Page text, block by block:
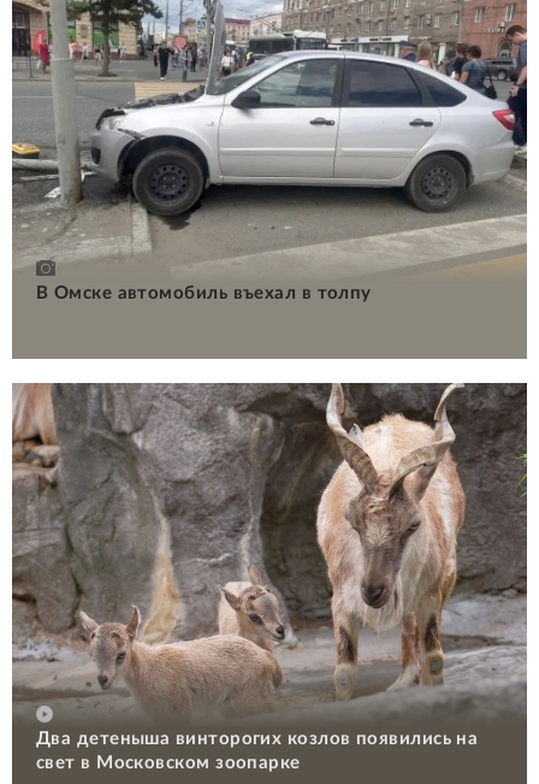
В Омске автомобиль въехал в толпу
Два детеныша винторогих козлов появились на
свет в Московском зоопарке